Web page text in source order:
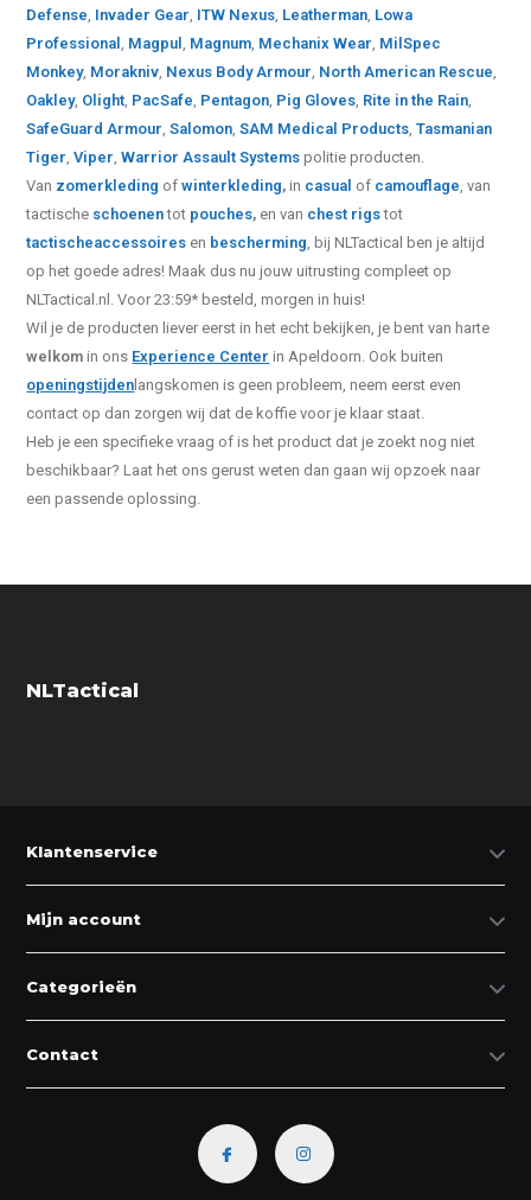
Defense, Invader Gear, ITW Nexus, Leatherman, Lowa
Professional, Magpul, Magnum, Mechanix Wear, MilSpec
Monkey, Morakniv, Nexus Body Armour, North American Rescue,
Oakley, Olight, PacSafe, Pentagon, Pig Gloves, Rite in the Rain,
SafeGuard Armour,Salomon,SAM Medical Products,Tasmanian
Tiger,Viper,Warrior Assault Systems politie producten.
Van zomerkleding ofwinterkleding, in casual of camouflage, van
tactische schoenentot pouches, en van chest rigstot
tactischeaccessoires en bescherming, bij NLTactical ben je altijd
op het goede adres! Maak dus nu jouw uitrusting compleet op
NLTactical.nl. Voor 23:59* besteld, morgen in huis!
Wil je de producten liever eerst in het echt bekijken, je bent van harte
welkom in ons Experience Center in Apeldoorn. Ook buiten
openingstijden langskomen is geen probleem, neem eerst even
contact op dan zorgen wij dat de koffie voor je klaar staat.
Heb je een specifieke vraag of is het product dat je zoekt nog niet
beschikbaar? Laat het ons gerust weten dan gaan wij opzoek naar
een passende oplossing.
NLTactical
Klantenservice
Mijn account
Categorieën
Contact